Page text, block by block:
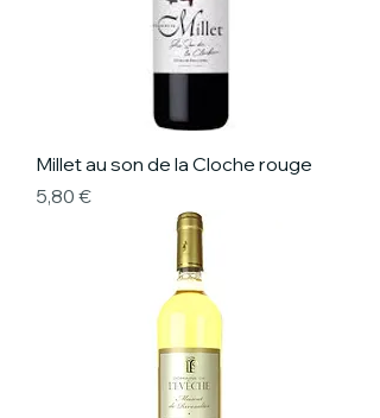
Millet au son de la Cloche rouge
Prix
5,80 €